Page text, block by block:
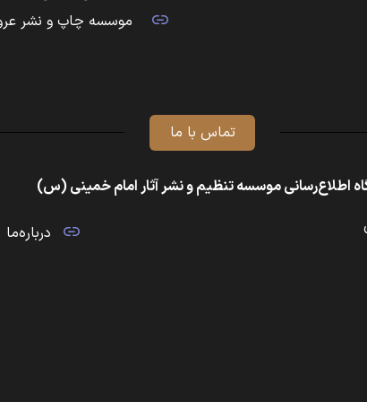
موسسه چاپ و نشر
تماس با ما
اطلاع‌رسانی موسسه تنظیم و نشر آثار امام خمینی (س)
درباره‌ما